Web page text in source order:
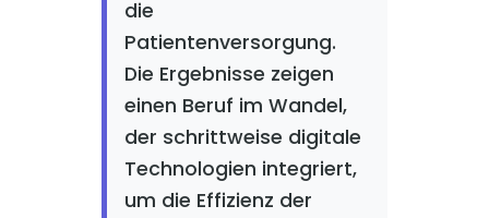
die
Patientenversorgung.
Die Ergebnisse zeigen
einen Beruf im Wandel,
der schrittweise digitale
Technologien integriert,
um die Effizienz der